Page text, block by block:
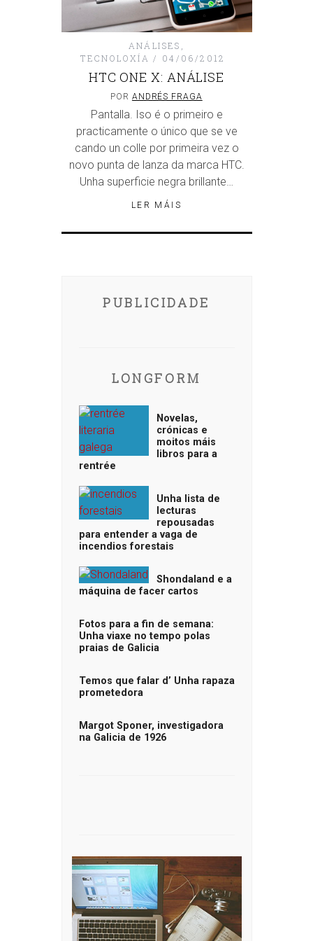
ANÁLISES
TECNOLOXÍA
04/06/2012
HTC ONE X: ANÁLISE
POR ANDRÉS FRAGA
Pantalla. Iso é o primeiro e
practicamente o único que se ve
cando un colle por primeira vez o
novo punta de lanza da marca HTC.
Unha superficie negra brillante…
LER MÁIS
PUBLICIDADE
LONGFORM
Novelas,
crónicas e
moitos máis
libros para a
rentrée
Unha lista de
lecturas
repousadas
para entender a vaga de
incendios forestais
Shondaland e a
máquina de facer cartos
Fotos para a fin de semana:
Unha viaxe no tempo polas
praias de Galicia
Temos que falar d’ Unha rapaza
prometedora
Margot Sponer, investigadora
na Galicia de 1926